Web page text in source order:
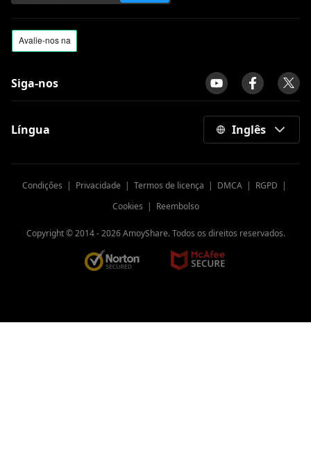
Siga-nos
Língua Inglês
Condições | Privacidade | Termos de licença | DMCA | RGPD |
Cookies | Reembolso
Copyright © 2014 -2026AmoyShare. Todos os direitos reservados.